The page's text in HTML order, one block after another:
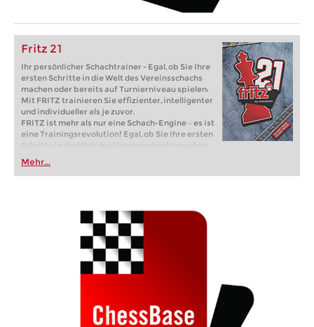
Fritz 21
Ihr persönlicher Schachtrainer - Egal, ob Sie Ihre
ersten Schritte in die Welt des Vereinsschachs
machen oder bereits auf Turnierniveau spielen:
Mit FRITZ trainieren Sie effizienter, intelligenter
und individueller als je zuvor.
FRITZ ist mehr als nur eine Schach-Engine – es ist
eine Trainingsrevolution! Egal, ob Sie Ihre ersten
Schritte in die Welt des Vereinsschachs machen
oder bereits auf Turnierniveau spielen: Mit
FRITZ trainieren Sie effizienter, intelligenter und
individueller als je zuvor.
Mehr...